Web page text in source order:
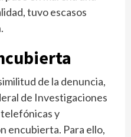
tuvo escasos
de la denuncia,
de Investigaciones
y
encubierta. Para ello,